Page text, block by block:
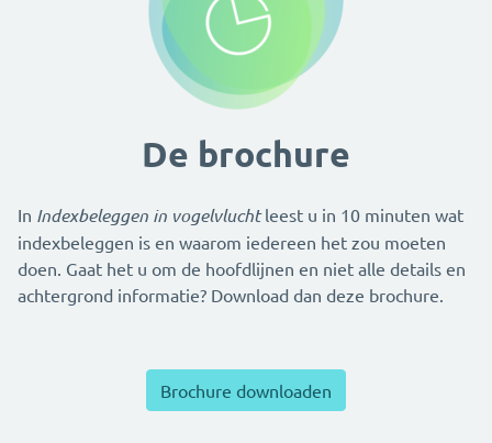
De brochure
In Indexbeleggen in vogelvluchtleest u in 10 minuten wat
indexbeleggen is en waarom iedereen het zou moeten
doen. Gaat het u om de hoofdlijnen en niet alle details en
achtergrond informatie? Download dan deze brochure.
Brochure downloaden